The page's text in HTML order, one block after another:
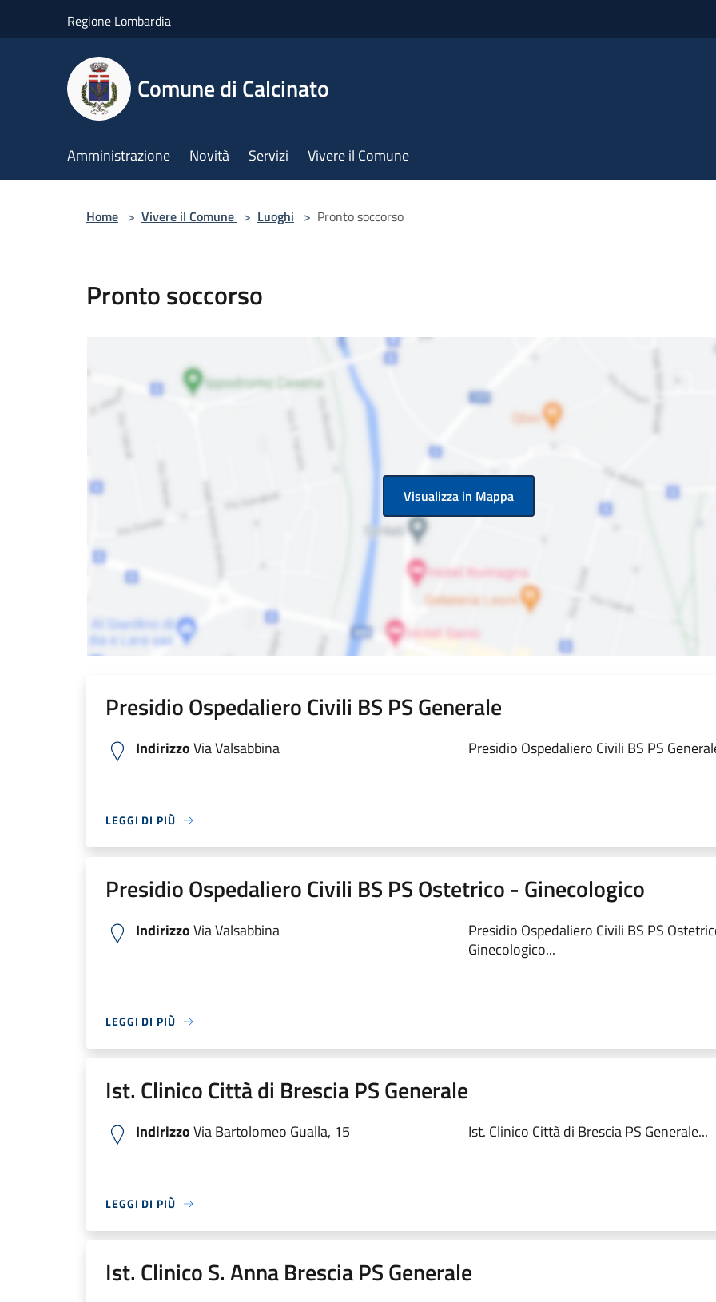
Regione Lombardia
Comune di Calcinato
Amministrazione Novità Servizi Vivere il Comune
Home > Vivere il Comune > Luoghi > Pronto soccorso
Pronto soccorso
Visualizza in Mappa
Presidio Ospedaliero Civili BS PS Generale
IndirizzoVia Valsabbina Presidio Ospedaliero Civili BS PS
LEGGI DI PIÙ
Presidio Ospedaliero Civili BS PS Ostetrico - Ginecologico
IndirizzoVia Valsabbina
Presidio Ospedaliero Civili BS PS
Ginecologico...
LEGGI DI PIÙ
Ist. Clinico Città di Brescia PS Generale
IndirizzoVia Bartolomeo Gualla, 15 Ist. Clinico Città di Brescia PS Generale...
LEGGI DI PIÙ
Ist. Clinico S. Anna Brescia PS Generale